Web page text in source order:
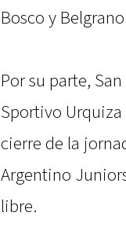
Bosco y
Por su parte,
Sportivo
cierre de la
Argentino
libre.